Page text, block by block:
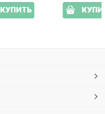
КУПИТЬ